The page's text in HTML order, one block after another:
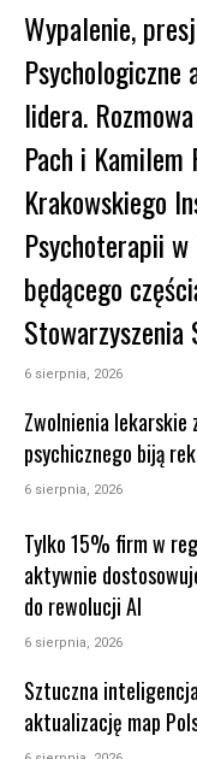
Wypalenie,
lidera.
Pach i Kamilem
Krakowskiego
Psychoterapii
będącego
Stowarzyszenia
6 sierpnia, 2026
Zwolnienia lekarskie
psychicznego biją
6 sierpnia, 2026
Tylko 15% firm w
aktywnie
do rewolucji AI
6 sierpnia, 2026
Sztuczna
aktualizację map